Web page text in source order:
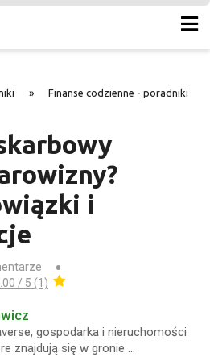
» Finanse codzienne - poradniki
i
/ 5 (1)
gospodarka i nieruchomości
znajdują się w gronie …